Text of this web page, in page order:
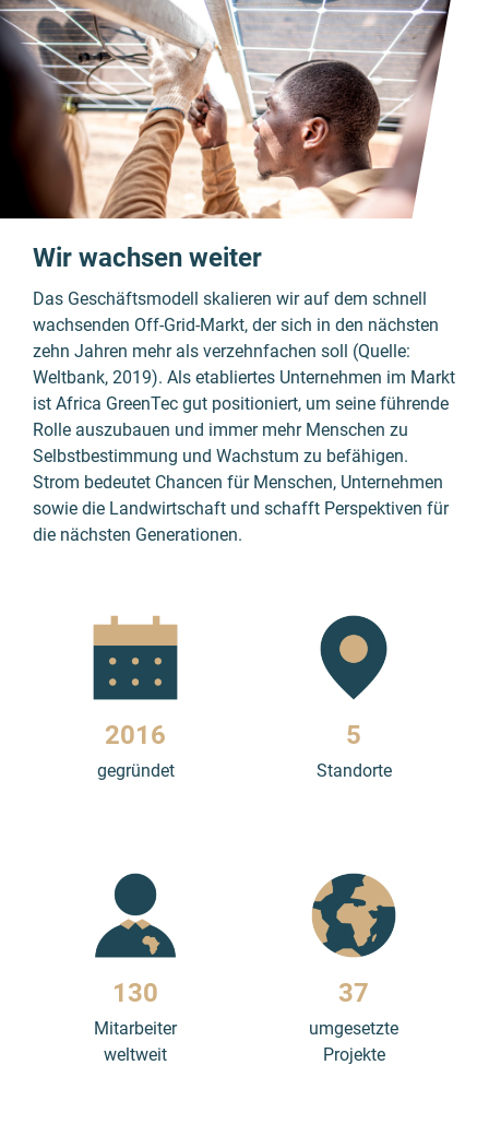
Wir wachsen weiter
Das Geschäftsmodell skalieren wir auf dem schnell
wachsenden Off-Grid-Markt, der sich in den nächsten
zehn Jahren mehr als verzehnfachen soll (Quelle:
Weltbank, 2019). Als etabliertes Unternehmen im Markt
ist Africa GreenTec gut positioniert, um seine führende
Rolle auszubauen und immer mehr Menschen zu
Selbstbestimmung und Wachstum zu befähigen.
Strom bedeutet Chancen für Menschen, Unternehmen
sowie die Landwirtschaft und schafft Perspektiven für
die nächsten Generationen.
2016
gegründet
5
Standorte
130
Mitarbeiter
weltweit
37
umgesetzte
Projekte